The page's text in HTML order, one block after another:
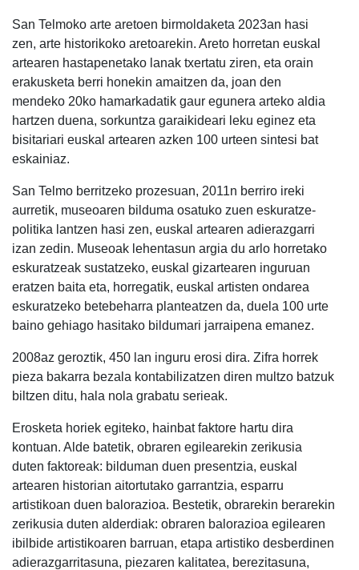
San Telmoko arte aretoen birmoldaketa 2023an hasi
zen, arte historikoko aretoarekin. Areto horretan euskal
artearen hastapenetako lanak txertatu ziren, eta orain
erakusketa berri honekin amaitzen da, joan den
mendeko 20ko hamarkadatik gaur egunera arteko aldia
hartzen duena, sorkuntza garaikideari leku eginez eta
bisitariari euskal artearen azken 100 urteen sintesi bat
eskainiaz.
San Telmo berritzeko prozesuan, 2011n berriro ireki
aurretik, museoaren bilduma osatuko zuen eskuratze-
politika lantzen hasi zen, euskal artearen adierazgarri
izan zedin. Museoak lehentasun argia du arlo horretako
eskuratzeak sustatzeko, euskal gizartearen inguruan
eratzen baita eta, horregatik, euskal artisten ondarea
eskuratzeko betebeharra planteatzen da, duela 100 urte
baino gehiago hasitako bildumari jarraipena emanez.
2008az geroztik, 450 lan inguru erosi dira. Zifra horrek
pieza bakarra bezala kontabilizatzen diren multzo batzuk
biltzen ditu, hala nola grabatu serieak.
Erosketa horiek egiteko, hainbat faktore hartu dira
kontuan. Alde batetik, obraren egilearekin zerikusia
duten faktoreak: bilduman duen presentzia, euskal
artearen historian aitortutako garrantzia, esparru
artistikoan duen balorazioa. Bestetik, obrarekin berarekin
zerikusia duten alderdiak: obraren balorazioa egilearen
ibilbide artistikoaren barruan, etapa artistiko desberdinen
adierazgarritasuna, piezaren kalitatea, berezitasuna,